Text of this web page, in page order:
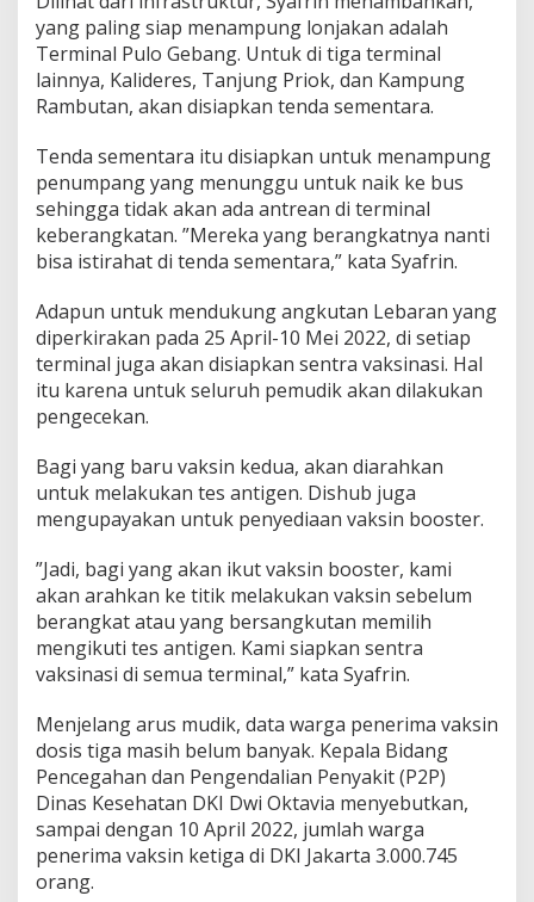
yang paling siap menampung lonjakan adalah
Terminal Pulo Gebang. Untuk di tiga terminal
lainnya, Kalideres, Tanjung Priok, dan Kampung
Rambutan, akan disiapkan tenda sementara.
Tenda sementara itu disiapkan untuk menampung
penumpang yang menunggu untuk naik ke bus
sehingga tidak akan ada antrean di terminal
keberangkatan. ”Mereka yang berangkatnya nanti
bisa istirahat di tenda sementara,” kata Syafrin.
Adapun untuk mendukung angkutan Lebaran yang
diperkirakan pada 25 April-10 Mei 2022, di setiap
terminal juga akan disiapkan sentra vaksinasi. Hal
itu karena untuk seluruh pemudik akan dilakukan
pengecekan.
Bagi yang baru vaksin kedua, akan diarahkan
untuk melakukan tes antigen. Dishub juga
mengupayakan untuk penyediaan vaksin booster.
”Jadi, bagi yang akan ikut vaksin booster, kami
akan arahkan ke titik melakukan vaksin sebelum
berangkat atau yang bersangkutan memilih
mengikuti tes antigen. Kami siapkan sentra
vaksinasi di semua terminal,” kata Syafrin.
Menjelang arus mudik, data warga penerima vaksin
dosis tiga masih belum banyak. Kepala Bidang
Pencegahan dan Pengendalian Penyakit (P2P)
Dinas Kesehatan DKI Dwi Oktavia menyebutkan,
sampai dengan 10 April 2022, jumlah warga
penerima vaksin ketiga di DKI Jakarta 3.000.745
orang.